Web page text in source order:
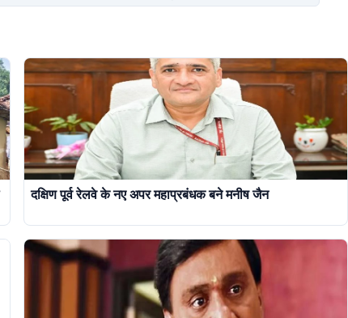
दक्षिण पूर्व रेलवे के नए अपर महाप्रबंधक बने मनीष जैन